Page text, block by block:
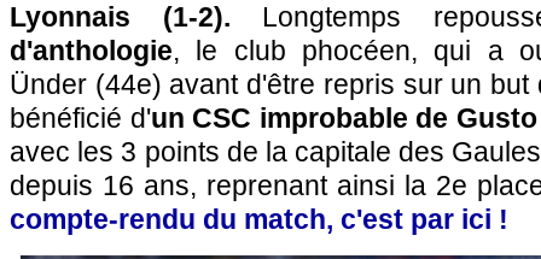
Lyonnais (1-2). Longtemps
d'anthologie, le club phocéen, qui a
Ünder (44e) avant d'être repris sur un but
bénéficié d'un CSC improbable de Gusto
avec les 3 points de la capitale des
depuis 16 ans, reprenant ainsi la 2e
compte-rendu du match, c'est par ici !